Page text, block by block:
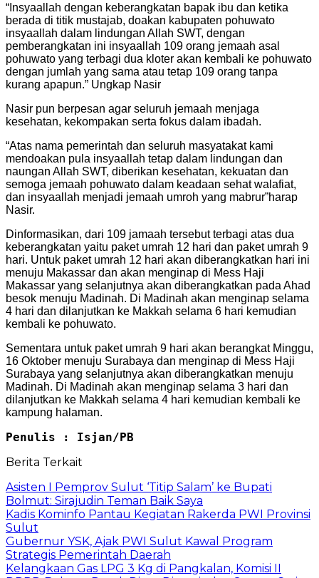
“Insyaallah dengan keberangkatan bapak ibu dan ketika
berada di titik mustajab, doakan kabupaten pohuwato
insyaallah dalam lindungan Allah SWT, dengan
pemberangkatan ini insyaallah 109 orang jemaah asal
pohuwato yang terbagi dua kloter akan kembali ke pohuwato
dengan jumlah yang sama atau tetap 109 orang tanpa
kurang apapun.” Ungkap Nasir
Nasir pun berpesan agar seluruh jemaah menjaga
kesehatan, kekompakan serta fokus dalam ibadah.
“Atas nama pemerintah dan seluruh masyatakat kami
mendoakan pula insyaallah tetap dalam lindungan dan
naungan Allah SWT, diberikan kesehatan, kekuatan dan
semoga jemaah pohuwato dalam keadaan sehat walafiat,
dan insyaallah menjadi jemaah umroh yang mabrur”harap
Nasir.
Dinformasikan, dari 109 jamaah tersebut terbagi atas dua
keberangkatan yaitu paket umrah 12 hari dan paket umrah 9
hari. Untuk paket umrah 12 hari akan diberangkatkan hari ini
menuju Makassar dan akan menginap di Mess Haji
Makassar yang selanjutnya akan diberangkatkan pada Ahad
besok menuju Madinah. Di Madinah akan menginap selama
4 hari dan dilanjutkan ke Makkah selama 6 hari kemudian
kembali ke pohuwato.
Sementara untuk paket umrah 9 hari akan berangkat Minggu,
16 Oktober menuju Surabaya dan menginap di Mess Haji
Surabaya yang selanjutnya akan diberangkatkan menuju
Madinah. Di Madinah akan menginap selama 3 hari dan
dilanjutkan ke Makkah selama 4 hari kemudian kembali ke
kampung halaman.
Penulis : Isjan/PB
Berita Terkait
Asisten I Pemprov Sulut ‘Titip Salam’ ke Bupati
Bolmut: Sirajudin Teman Baik Saya
Kadis Kominfo Pantau Kegiatan Rakerda PWI Provinsi
Sulut
Gubernur YSK, Ajak PWI Sulut Kawal Program
Strategis Pemerintah Daerah
Kelangkaan Gas LPG 3 Kg di Pangkalan, Komisi II